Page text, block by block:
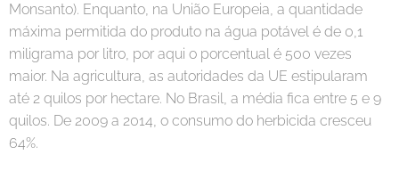
Monsanto). Enquanto, na União Europeia, a quantidade
máxima permitida do produto na água potável é de 0,1
miligrama por litro, por aqui o porcentual é 500 vezes
maior. Na agricultura, as autoridades da UE estipularam
até 2 quilos por hectare. No Brasil, a média fica entre 5 e 9
quilos. De 2009 a 2014, o consumo do herbicida cresceu
64%.